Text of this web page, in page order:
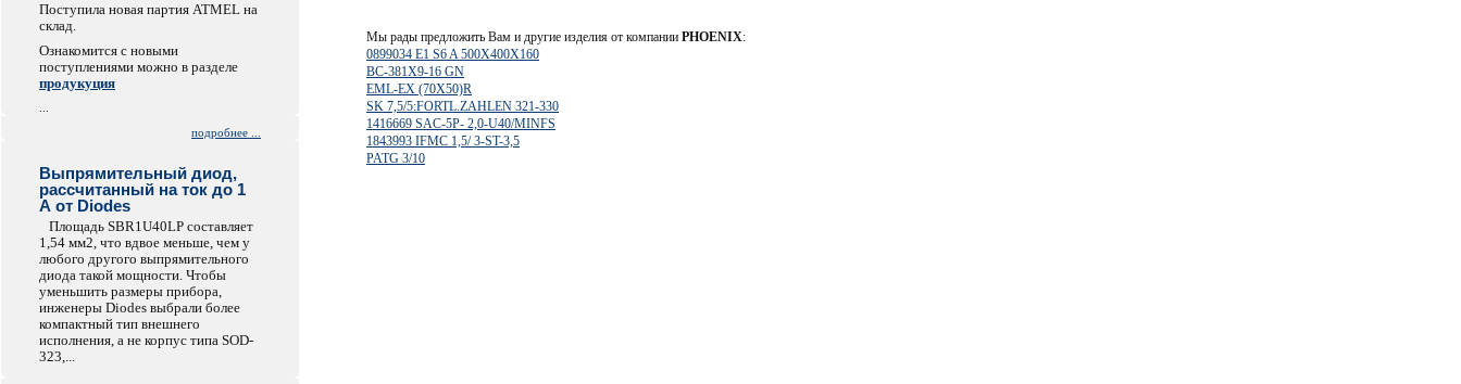
Поступила новая партия ATMEL на
склад.
Ознакомится с новыми
поступлениями можно в разделе
продукуция
подробнее ...
Выпрямительный диод,
рассчитанный на ток до 1
А от Diodes
Площадь SBR1U40LP составляет
1,54 мм2, что вдвое меньше, чем у
любого другого выпрямительного
диода такой мощности. Чтобы
уменьшить размеры прибора,
инженеры Diodes выбрали более
компактный тип внешнего
исполнения, а не корпус типа SOD-
323,...
Мы рады предложить Вам и другие изделия от компании PHOENIX:
0899034 E1 S6 A 500X400X160
BC-381X9-16 GN
EML-EX (70X50)R
SK 7,5/5:FORTL.ZAHLEN 321-330
1416669 SAC-5P- 2,0-U40/MINFS
1843993 IFMC 1,5/ 3-ST-3,5
PATG 3/10